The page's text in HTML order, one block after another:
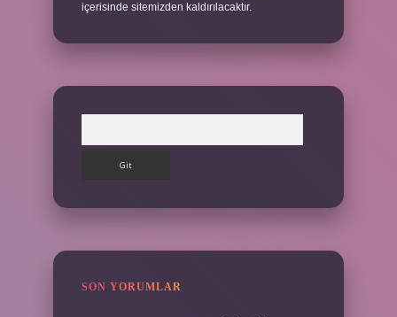
içerisinde sitemizden kaldırılacaktır.
SON YORUMLAR